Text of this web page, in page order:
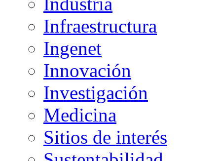
Infraestructura
Ingenet
Innovación
Investigación
Medicina
Sitios de interés